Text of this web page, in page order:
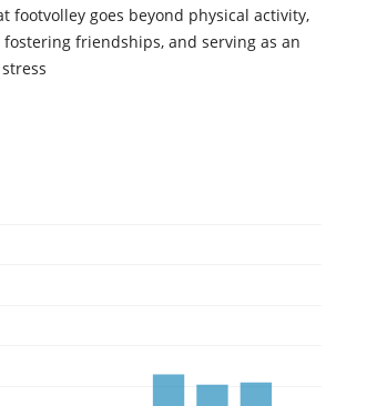
footvolley goes beyond physical activity,
friendships, and serving as an